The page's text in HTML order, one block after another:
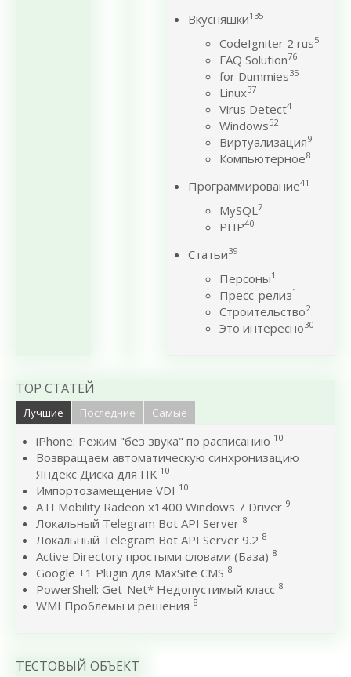
Вкусняшки135
CodeIgniter 2 rus5
FAQ Solution76
for Dummies35
Linux37
Virus Detect4
Windows52
Виртуализация9
Компьютерное8
Программирование41
MySQL7
PHP40
Статьи39
Персоны1
Пресс-релиз1
Строительство2
Это интересно30
TOP СТАТЕЙ
Лучшие Последние Самые
iPhone: Режим "без звука" по расписанию 10
Возвращаем автоматическую синхронизацию
Яндекс Диска для ПК 10
Импортозамещение VDI 10
ATI Mobility Radeon x1400 Windows 7 Driver 9
Локальный Telegram Bot API Server 8
Локальный Telegram Bot API Server 9.2 8
Active Directory простыми словами (База) 8
Google +1 Plugin для MaxSite CMS 8
PowerShell: Get-Net* Недопустимый класс 8
WMI Проблемы и решения 8
ТЕСТОВЫЙ ОБЪЕКТ